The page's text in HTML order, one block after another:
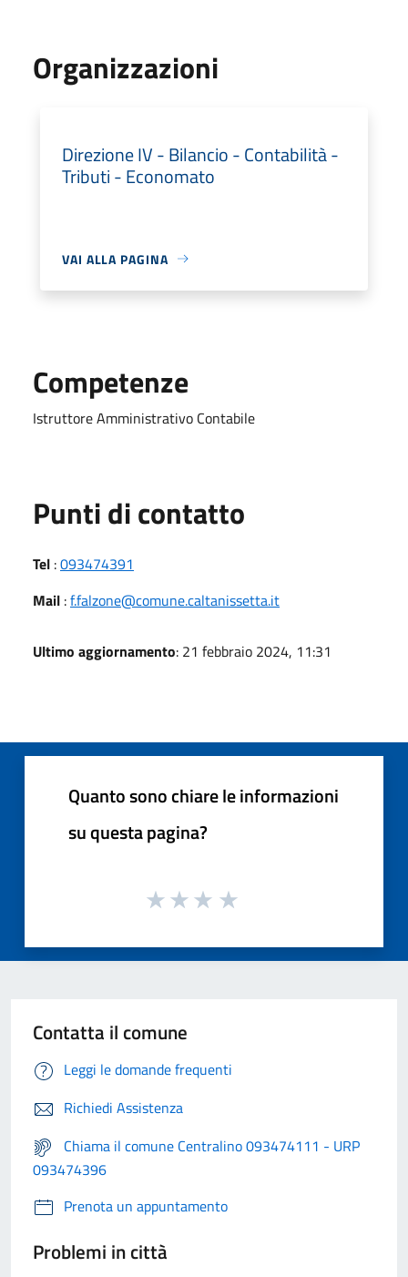
Organizzazioni
Direzione IV - Bilancio - Contabilità -
Tributi - Economato
VAI ALLA PAGINA
Competenze
Istruttore Amministrativo Contabile
Punti di contatto
Tel :093474391
Mail :f.falzone@comune.caltanissetta.it
Ultimo aggiornamento: 21 febbraio 2024, 11:31
Quanto sono chiare le informazioni
su questa pagina?
Contatta il comune
Leggi le domande frequenti
Richiedi Assistenza
Chiama il comune Centralino 093474111 - URP
093474396
Prenota un appuntamento
Problemi in città